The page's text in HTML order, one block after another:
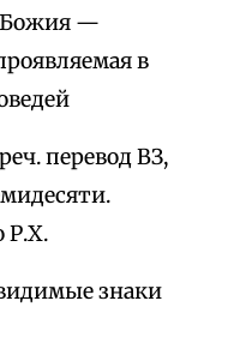
Божия —
в
перевод ВЗ,
Р.Х.
знаки